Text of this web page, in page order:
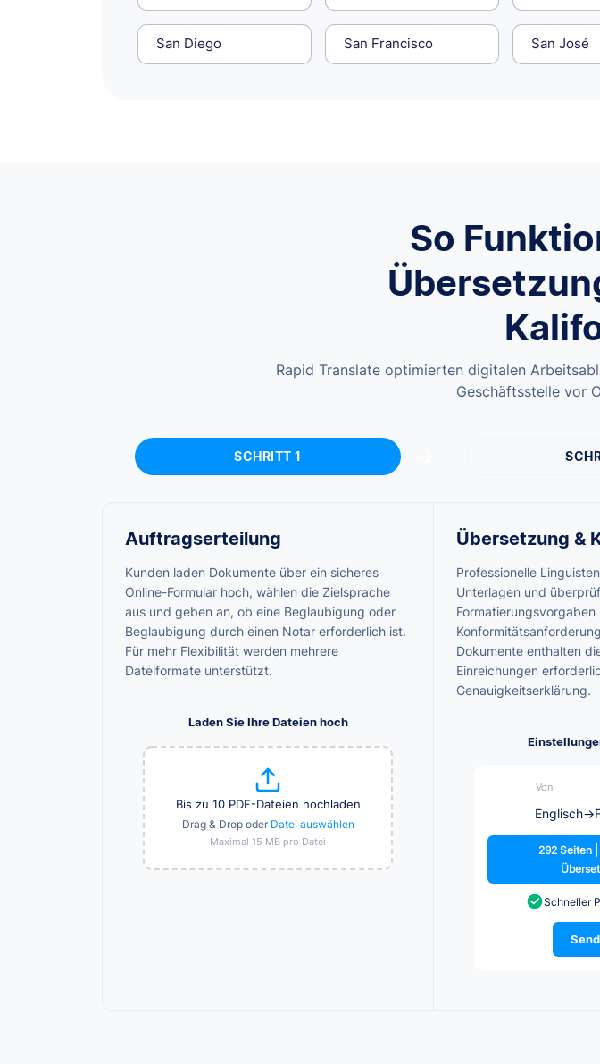
San Diego San Francisco San José
So
Rapid Translate optimierten digitalen
Geschäftsstelle vor
SCHRITT 1
Auftragserteilung
Kunden laden Dokumente über ein sicheres
Online-Formular hoch, wählen die Zielsprache
aus und geben an, ob eine Beglaubigung oder
Beglaubigung durch einen Notar erforderlich ist.
Für mehr Flexibilität werden mehrere
Dateiformate unterstützt.
Laden Sie Ihre Dateien hoch
Bis zu 10 PDF-Dateien hochladen
Drag & Drop oder Datei auswählen
Maximal 15 MB pro Datei
Übersetzung &
Professionelle
Unterlagen und
Dokumente enthalten
Einreichungen
Genauigkeitserklärung.
Von
Englisch→
292 Seiten
Schneller